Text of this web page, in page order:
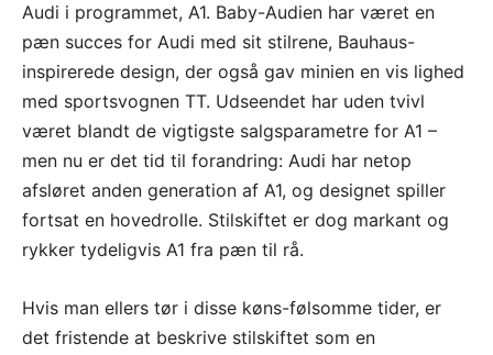
Audi i programmet, A1. Baby-Audien har været en
pæn succes for Audi med sit stilrene, Bauhaus-
inspirerede design, der også gav minien en vis lighed
med sportsvognen TT. Udseendet har uden tvivl
været blandt de vigtigste salgsparametre for A1 –
men nu er det tid til forandring: Audi har netop
afsløret anden generation af A1, og designet spiller
fortsat en hovedrolle. Stilskiftet er dog markant og
rykker tydeligvis A1 fra pæn til rå.
Hvis man ellers tør i disse køns-følsomme tider, er
det fristende at beskrive stilskiftet som en